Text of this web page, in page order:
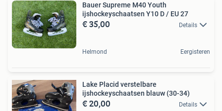
Bauer Supreme M40 Youth
ijshockeyschaatsen Y10 D / EU 27
€ 35,00 Details
Helmond Eergisteren
Lake Placid verstelbare
ijshockeyschaatsen blauw (30-34)
€ 20,00 Details